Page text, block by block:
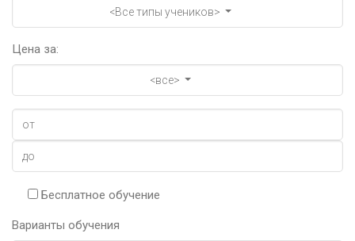
<Все типы учеников>
Цена за:
<все>
Бесплатное обучение
Варианты обучения